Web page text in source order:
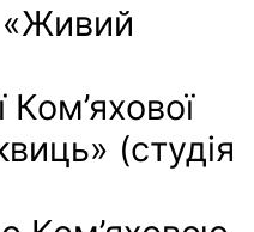
(студія